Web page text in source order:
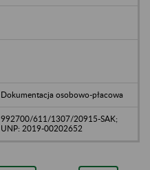
Dokumentacja osobowo-płacowa
992700/611/1307/20915-SAK;
UNP: 2019-00202652